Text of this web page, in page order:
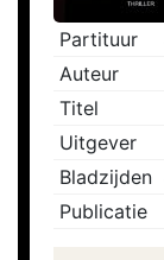
Partituur
Auteur
Titel
Uitgever
Bladzijden
Publicatie